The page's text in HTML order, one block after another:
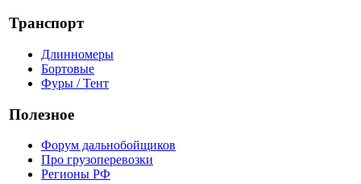
Транспорт
Длинномеры
Бортовые
Фуры / Тент
Полезное
Форум дальнобойщиков
Про грузоперевозки
Регионы РФ